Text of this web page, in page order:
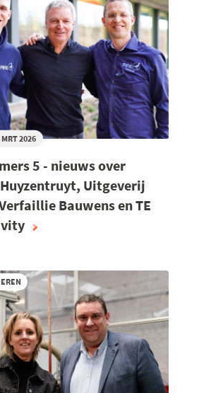
MRT 2026
5 - nieuws over
Uitgeverij
Bauwens en TE